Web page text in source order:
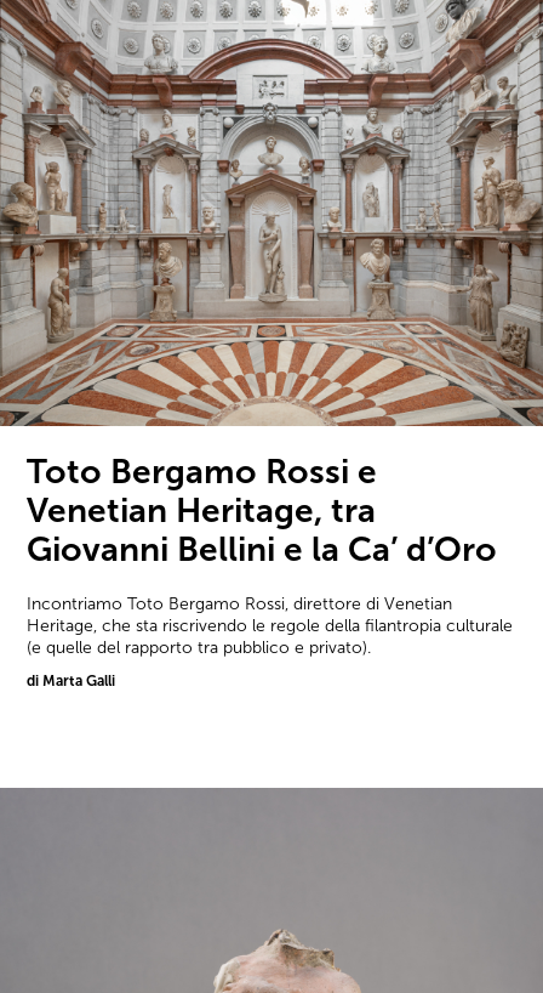
Toto Bergamo Rossi e
Venetian Heritage, tra
Giovanni Bellini e la Ca’ d’Oro
Incontriamo Toto Bergamo Rossi, direttore di Venetian
Heritage, che sta riscrivendo le regole della filantropia culturale
(e quelle del rapporto tra pubblico e privato).
di Marta Galli